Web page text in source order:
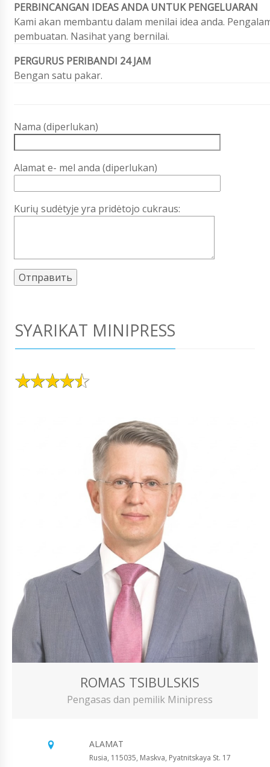
PERBINCANGAN IDEAS ANDA UNTUK PENGELUARAN
Kami akan membantu dalam menilai idea anda.
pembuatan. Nasihat yang bernilai.
PERGURUS PERIBANDI 24 JAM
Bengan satu pakar.
Nama (diperlukan)
Alamat e- mel anda (diperlukan)
Kurių sudėtyje yra pridėtojo cukraus:
SYARIKAT MINIPRESS
ROMAS TSIBULSKIS
Pengasas dan pemilik Minipress
ALAMAT
Rusia, 115035, Maskva, Pyatnitskaya St. 17